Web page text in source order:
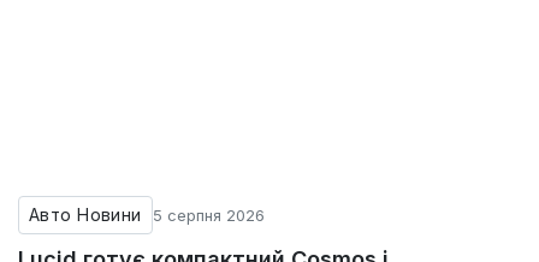
Авто Новини 5 серпня 2026